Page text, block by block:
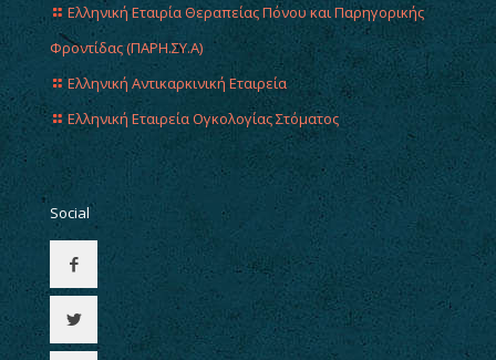
Ελληνική Εταιρία Θεραπείας Πόνου και Παρηγορικής
Φροντίδας (ΠΑΡΗ.ΣΥ.Α)
Ελληνική Αντικαρκινική Εταιρεία
Ελληνική Εταιρεία Ογκολογίας Στόματος
Social